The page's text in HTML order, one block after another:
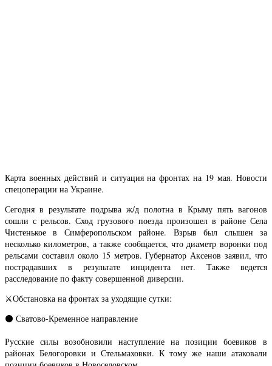
Карта военных действий и ситуация на фронтах на 19 мая. Новости
спецоперации на Украине.
Сегодня в результате подрыва ж/д полотна в Крыму пять вагонов
сошли с рельсов. Сход грузового поезда произошел в районе Села
Чистенькое в Симферопольском районе. Взрыв был слышен за
несколько километров, а также сообщается, что диаметр воронки под
рельсами составил около 15 метров. Губернатор Аксенов заявил, что
пострадавших в результате инцидента нет. Также ведется
расследование по факту совершенной диверсии.
⚔️Обстановка на фронтах за уходящие сутки:
⚫️ Сватово-Кременное направление
Русские силы возобновили наступление на позиции боевиков в
районах Белогоровки и Стельмаховки. К тому же наши атаковали